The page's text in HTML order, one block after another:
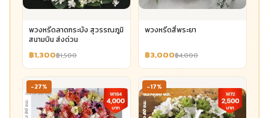
พวงหรีดลาดกระบัง สุวรรณภูมิ
สนามบิน ส่งด่วน
฿1,300฿1,500
พวงหรีดสี่พระยา
฿3,000฿4,000
-27% -17%